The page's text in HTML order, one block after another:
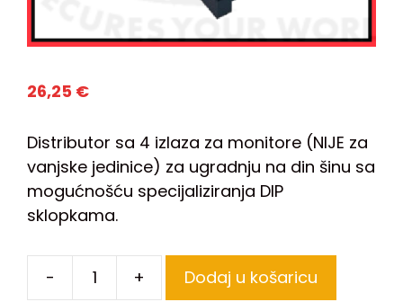
26,25 €
Distributor sa 4 izlaza za monitore (NIJE za
vanjske jedinice) za ugradnju na din šinu sa
mogućnošću specijaliziranja DIP
sklopkama.
- + Dodaj u košaricu